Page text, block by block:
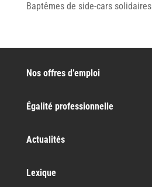
Baptêmes de side-cars solidaires
Nos offres d’emploi
Égalité professionnelle
Actualités
Lexique